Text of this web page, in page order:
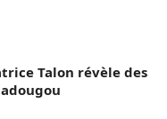
Talon révèle des